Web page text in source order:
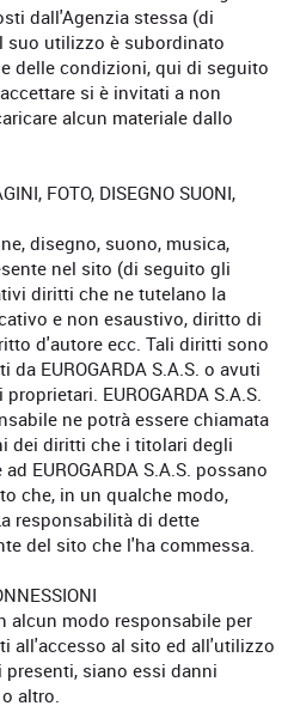
dall'Agenzia stessa (di
suo utilizzo è subordinato
delle condizioni, qui di seguito
si è invitati a non
alcun materiale dallo
FOTO, DISEGNO SUONI,
disegno, suono, musica,
nel sito (di seguito gli
diritti che ne tutelano la
e non esaustivo, diritto di
d'autore ecc. Tali diritti sono
EUROGARDA S.A.S. o avuti
EUROGARDA S.A.S.
ne potrà essere chiamata
dei diritti che i titolari degli
EUROGARDA S.A.S. possano
che, in un qualche modo,
responsabilità di dette
del sito che l'ha commessa.
alcun modo responsabile per
all'accesso al sito ed all'utilizzo
siano essi danni
altro.